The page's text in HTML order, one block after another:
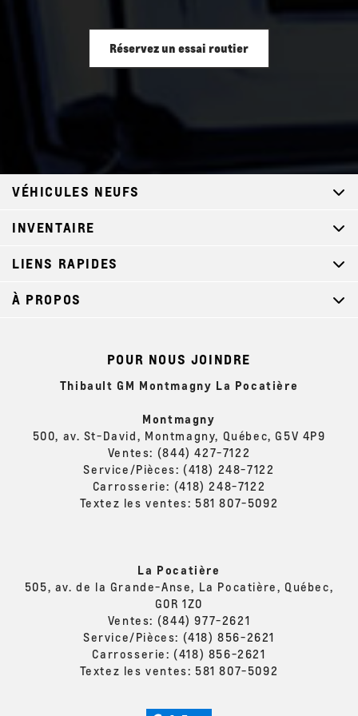
châssis (Tous les modèles Tahoe (9C1) et (5W4) sont munis
d'un carénage avant doté d'ouvertures pour crochet de
aux amortisseurs et barre stabilisatrice
Suspension arrière multibras avec ressorts hélicoïdaux
Système de freinage service dur avec étriers de frein avant
Système de remplissage de carburant sans bouchon
Fils de masse coupés droits dans l'espace utilitaire et la
Préparation pour câblage des rétroviseurs extérieurs et
des rétroviseurs de l'espace de chargement
Système de clignotants, clignotement des phares et des
feux arrière, compatible avec les feux de jour avec fil de
commande
Réservez un essai routier
POUR NOUS JOINDRE
Thibault GM Montmagny La Pocatière
Montmagny
500, av. St-David, Montmagny, Québec, G5V 4P9
Ventes: (844) 427-7122
Service/Pièces: (418) 248-7122
Carrosserie: (418) 248-7122
Textez les ventes: 581 807-5092
La Pocatière
505, av. de la Grande-Anse, La Pocatière, Québec,
G0R 1Z0
Ventes: (844) 977-2621
Service/Pièces: (418) 856-2621
Carrosserie: (418) 856-2621
Textez les ventes: 581 807-5092
VÉHICULES NEUFS
INVENTAIRE
LIENS RAPIDES
À PROPOS